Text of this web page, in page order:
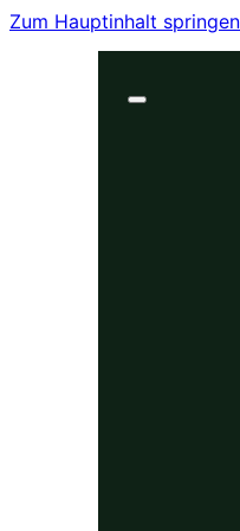
Zum Hauptinhalt springen